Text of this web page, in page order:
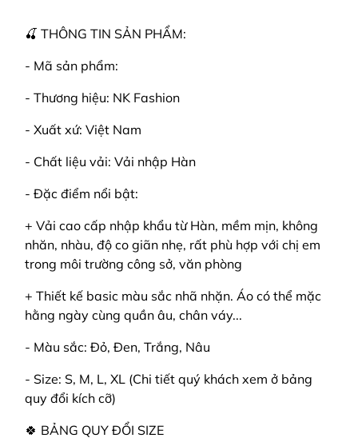
🍒 THÔNG TIN SẢN PHẨM:
- Mã sản phẩm:
- Thương hiệu: NK Fashion
- Xuất xứ: Việt Nam
- Chất liệu vải: Vải nhập Hàn
- Đặc điểm nổi bật:
+ Vải cao cấp nhập khẩu từ Hàn, mềm mịn, không
nhăn, nhàu, độ co giãn nhẹ, rất phù hợp với chị em
trong môi trường công sở, văn phòng
+ Thiết kế basic màu sắc nhã nhặn. Áo có thể mặc
hằng ngày cùng quần âu, chân váy...
- Màu sắc: Đỏ, Đen, Trắng, Nâu
- Size: S, M, L, XL (Chi tiết quý khách xem ở bảng
quy đổi kích cỡ)
🍀 BẢNG QUY ĐỔI SIZE